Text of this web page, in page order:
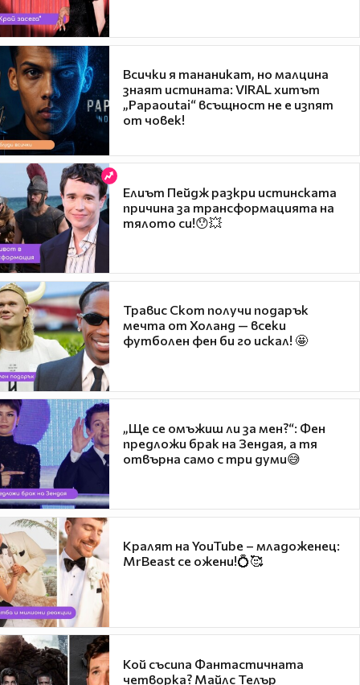
Всички я тананикат, но малцина
знаят истината: VIRAL хитът
„Papaoutai“ всъщност не е изпят
от човек!
Елиът Пейдж разкри истинската
причина за трансформацията на
тялото си!😯💥
Травис Скот получи подарък
мечта от Холанд — всеки
футболен фен би го искал! 🤩
„Ще се омъжиш ли за мен?“: Фен
предложи брак на Зендая, а тя
отвърна само с три думи😅
Кралят на YouTube – младоженец:
MrBeast се ожени!💍🥰
Кой съсипа Фантастичната
четворка? Майлс Телър